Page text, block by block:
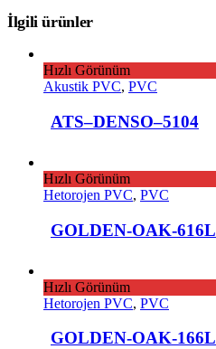
İlgili ürünler
Hızlı Görünüm
Akustik PVC, PVC
ATS–DENSO–5104
Hızlı Görünüm
Hetorojen PVC, PVC
GOLDEN-OAK-616L
Hızlı Görünüm
Hetorojen PVC, PVC
GOLDEN-OAK-166L